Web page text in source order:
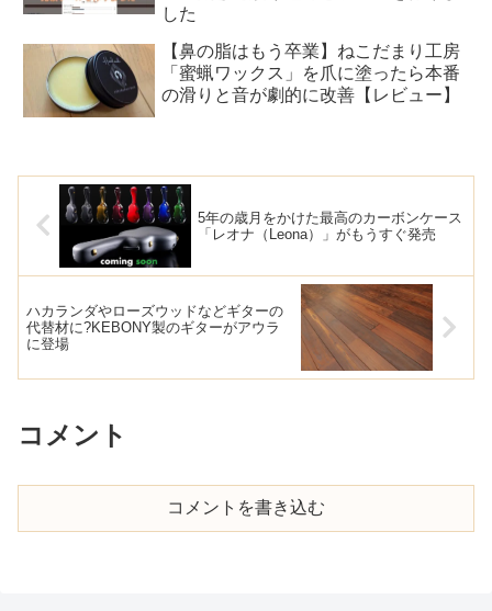
した
【鼻の脂はもう卒業】ねこだまり工房
「蜜蝋ワックス」を爪に塗ったら本番
の滑りと音が劇的に改善【レビュー】
5年の歳月をかけた最高のカーボンケース
「レオナ（Leona）」がもうすぐ発売
ハカランダやローズウッドなどギターの
代替材に?KEBONY製のギターがアウラ
に登場
コメント
コメントを書き込む